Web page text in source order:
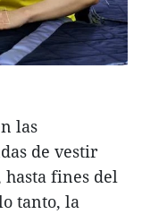
las
de vestir
fines del
tanto, la